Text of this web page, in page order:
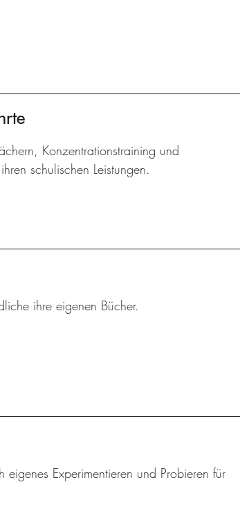
Konzentrationstraining und
schulischen Leistungen.
ihre eigenen Bücher.
Experimentieren und Probieren für